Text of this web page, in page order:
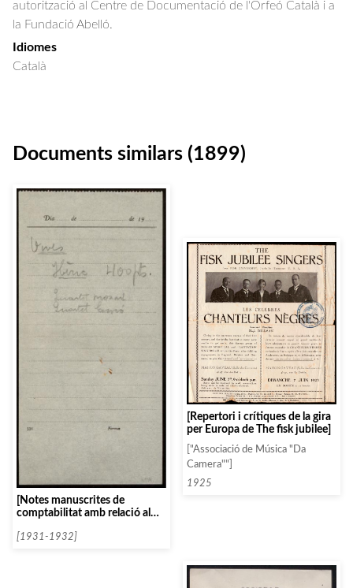
autorització al Centre de Documentació de l'Orfeó Català i a
la Fundació Abelló.
Idiomes
Català
Documents similars (1899)
[Notes manuscrites de
comptabilitat amb relació al
[1931-1932]
[Repertori i crítiques de la gira
per Europa de The fisk jubilee]
["Associació de Música "Da
Camera""]
1925